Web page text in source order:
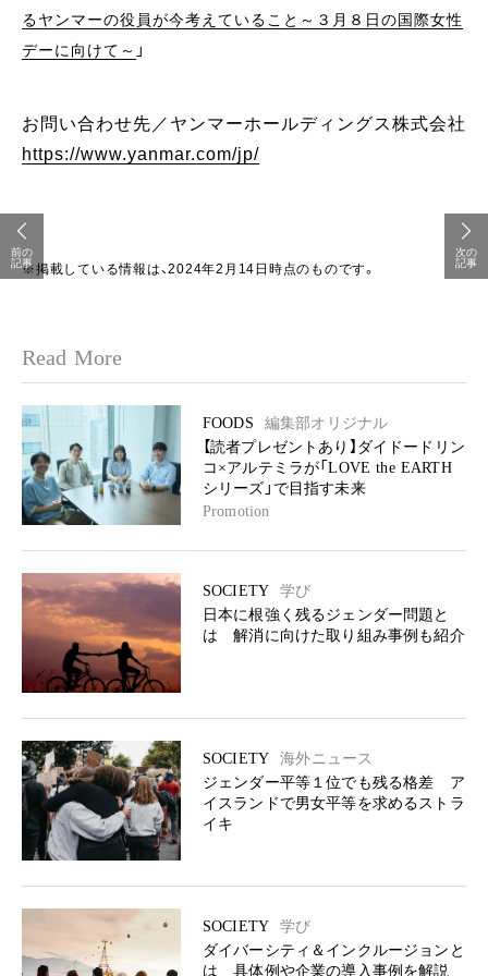
るヤンマーの役員が今考えていること～３月８日の国際女性
デーに向けて～ 」
お問い合わせ先／ヤンマーホールディングス株式会社
https://www.yanmar.com/jp/
※掲載している情報は、2024年2月14日時点のものです。
Read More
FOODS
編集部オリジナル
【読者プレゼントあり】ダイドードリン
コ×アルテミラが「LOVE the EARTH
シリーズ」で目指す未来
Promotion
SOCIETY
学び
日本に根強く残るジェンダー問題と
は 解消に向けた取り組み事例も紹介
SOCIETY
海外ニュース
ジェンダー平等１位でも残る格差 ア
イスランドで男女平等を求めるストラ
イキ
SOCIETY
学び
ダイバーシティ＆インクルージョンと
は 具体例や企業の導入事例を解説
前の
記事
次の
記事